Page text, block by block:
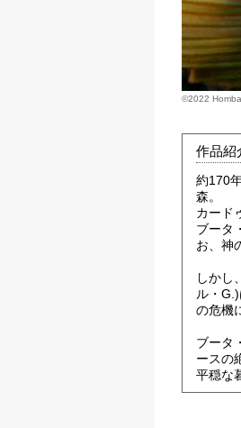
©2022
作品紹
約170
森。
カード
ブータ
お、神
しかし
ル・
の危機
ブータ
ースの
平穏な